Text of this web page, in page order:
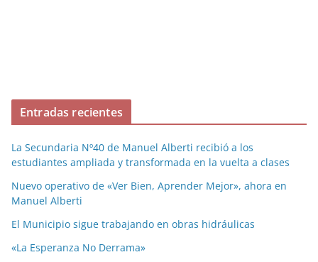
Entradas recientes
La Secundaria Nº40 de Manuel Alberti recibió a los
estudiantes ampliada y transformada en la vuelta a clases
Nuevo operativo de «Ver Bien, Aprender Mejor», ahora en
Manuel Alberti
El Municipio sigue trabajando en obras hidráulicas
«La Esperanza No Derrama»